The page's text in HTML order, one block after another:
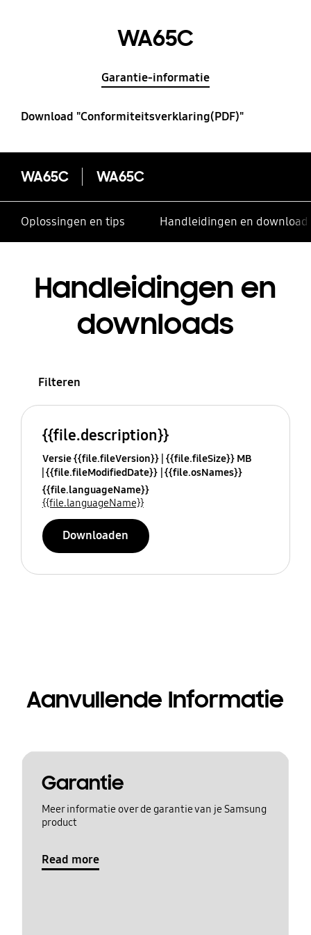
WA65C
Garantie-informatie
Download "Conformiteitsverklaring(PDF)"
WA65C WA65C
Oplossingen en tips Handleidingen en
Handleidingen en
downloads
Filteren
{{file.description}}
Versie {{file.fileVersion}} {{file.fileSize}} MB
{{file.fileModifiedDate}} {{file.osNames}}
{{file.languageName}}
{{file.languageName}}
Downloaden
Aanvullende Informatie
Garantie
Meer informatie over de garantie van je Samsung
product
Read more